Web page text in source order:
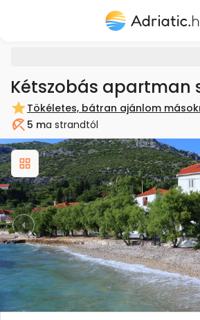
Kétszobás apartman
Tökéletes, bátran ajánlom
Strand
5 ma strandtól
Previous